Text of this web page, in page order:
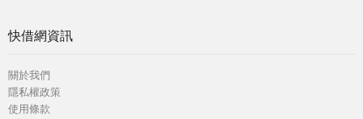
快借網資訊
關於我們
隱私權政策
使用條款